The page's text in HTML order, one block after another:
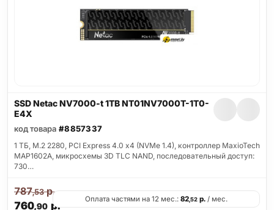
SSD Netac NV7000-t 1TB NT01NV7000T-1T0-
E4X
код товара #8857337
1 ТБ, M.2 2280, PCI Express 4.0 x4 (NVMe 1.4), контроллер MaxioTech
MAP1602A, микросхемы 3D TLC NAND, последовательный доступ:
730…
760,90р.
787,53р.
Оплата частями на 12 мес.: 82,52 р. / мес.